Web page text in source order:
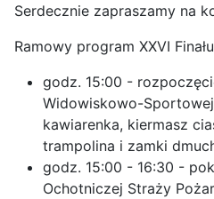
Serdecznie zapraszamy na
Ramowy program XXVI
godz. 15:00 -
Widowiskowo-
kawiarenka, kiermasz
trampolina i zamki
godz. 15:00 - 16:30 -
Ochotniczej Straży